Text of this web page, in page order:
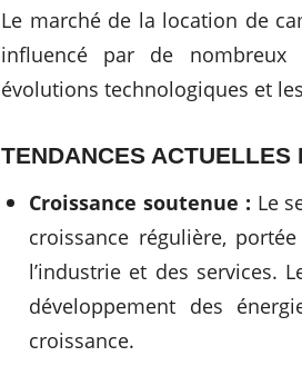
Le marché de la location de
influencé par de nombreux
évolutions technologiques et
TENDANCES ACTUELLES
Croissance soutenue : Le
croissance régulière,
l’industrie et des services.
développement des
croissance.